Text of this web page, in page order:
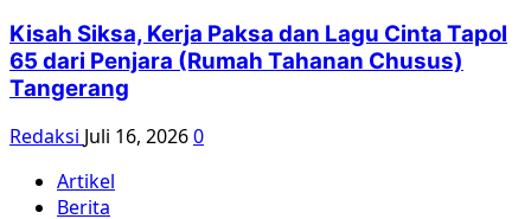
Kisah Siksa, Kerja Paksa dan Lagu Cinta Tapol
65 dari Penjara (Rumah Tahanan Chusus)
Tangerang
Redaksi Juli 16, 20260
Artikel
Berita